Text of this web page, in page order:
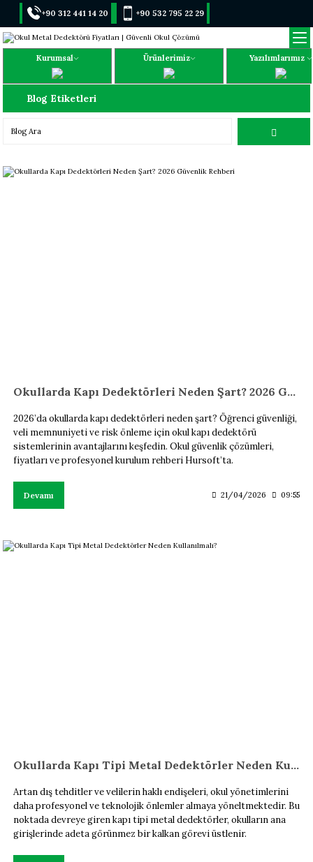
+90 312 441 14 20 +90 532 795 22 29
Kurumsal Ürünlerimiz Yazılımlarımız
Blog Etiketleri
Okullarda Kapı Dedektörleri Neden Şart? 2026 Güvenlik Rehberi
2026’da okullarda kapı dedektörleri neden şart? Öğrenci güvenliği,
veli memnuniyeti ve risk önleme için okul kapı dedektörü
sistemlerinin avantajlarını keşfedin. Okul güvenlik çözümleri,
fiyatları ve profesyonel kurulum rehberi Hursoft’ta.
Devamı 21/04/2026 09:55
Okullarda Kapı Tipi Metal Dedektörler Neden Kullanılmalı?
Artan dış tehditler ve velilerin haklı endişeleri, okul yönetimlerini
daha profesyonel ve teknolojik önlemler almaya yöneltmektedir. Bu
noktada devreye giren kapı tipi metal dedektörler, okulların ana
girişlerinde adeta görünmez bir kalkan görevi üstlenir.